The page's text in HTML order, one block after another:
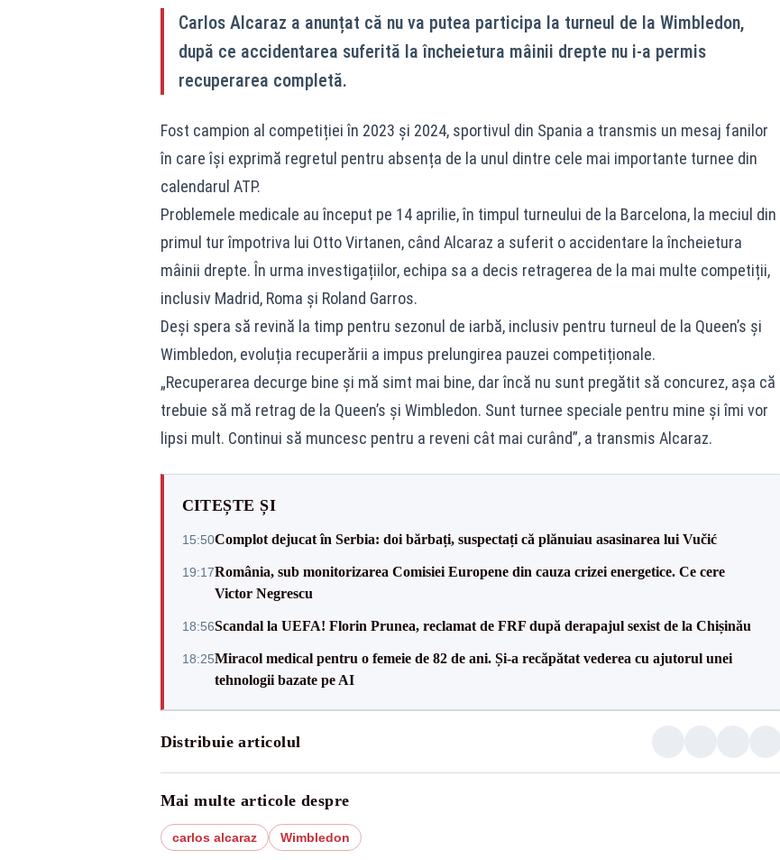
Carlos Alcaraz a anunțat că nu va putea participa la turneul de la Wimbledon,
după ce accidentarea suferită la încheietura mâinii drepte nu i-a permis
recuperarea completă.
Fost campion al competiției în 2023 și 2024, sportivul din Spania a transmis un mesaj fanilor
în care își exprimă regretul pentru absența de la unul dintre cele mai importante turnee din
calendarul ATP.
Problemele medicale au început pe 14 aprilie, în timpul turneului de la Barcelona, la meciul din
primul tur împotriva lui Otto Virtanen, când Alcaraz a suferit o accidentare la încheietura
mâinii drepte. În urma investigațiilor, echipa sa a decis retragerea de la mai multe competiții,
inclusiv Madrid, Roma și Roland Garros.
Deși spera să revină la timp pentru sezonul de iarbă, inclusiv pentru turneul de la Queen’s și
Wimbledon, evoluția recuperării a impus prelungirea pauzei competiționale.
„Recuperarea decurge bine și mă simt mai bine, dar încă nu sunt pregătit să concurez, așa că
trebuie să mă retrag de la Queen’s și Wimbledon. Sunt turnee speciale pentru mine și îmi vor
lipsi mult. Continui să muncesc pentru a reveni cât mai curând”, a transmis Alcaraz.
CITEȘTE ȘI
15:50Complot dejucat în Serbia: doi bărbați, suspectați că plănuiau asasinarea lui Vučić
19:17România, sub monitorizarea Comisiei Europene din cauza crizei energetice. Ce cere
Victor Negrescu
18:56Scandal la UEFA! Florin Prunea, reclamat de FRF după derapajul sexist de la Chișinău
18:25Miracol medical pentru o femeie de 82 de ani. Și-a recăpătat vederea cu ajutorul unei
tehnologii bazate pe AI
Distribuie articolul
Mai multe articole despre
carlos alcaraz Wimbledon